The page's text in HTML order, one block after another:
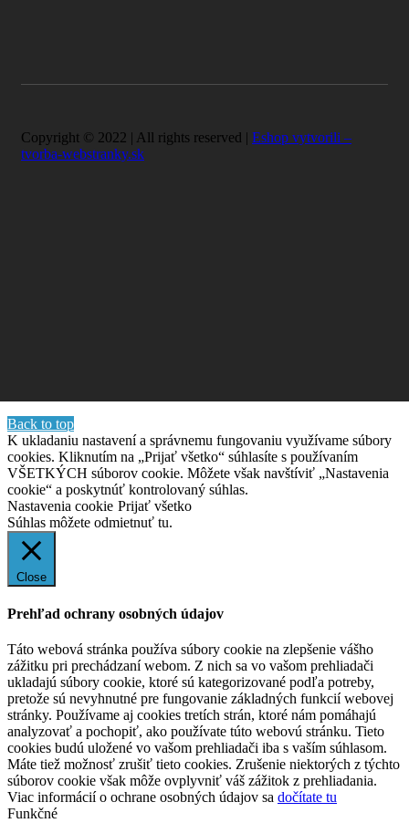
Copyright © 2022 | All rights reserved | Eshop vytvorili –
tvorba-webstranky.sk
Back to top
K ukladaniu nastavení a správnemu fungovaniu využívame súbory
cookies. Kliknutím na „Prijať všetko“ súhlasíte s používaním
VŠETKÝCH súborov cookie. Môžete však navštíviť „Nastavenia
cookie“ a poskytnúť kontrolovaný súhlas.
Nastavenia cookie Prijať všetko
Súhlas môžete odmietnuť tu.
Close
Prehľad ochrany osobných údajov
Táto webová stránka používa súbory cookie na zlepšenie vášho
zážitku pri prechádzaní webom. Z nich sa vo vašom prehliadači
ukladajú súbory cookie, ktoré sú kategorizované podľa potreby,
pretože sú nevyhnutné pre fungovanie základných funkcií webovej
stránky. Používame aj cookies tretích strán, ktoré nám pomáhajú
analyzovať a pochopiť, ako používate túto webovú stránku. Tieto
cookies budú uložené vo vašom prehliadači iba s vaším súhlasom.
Máte tiež možnosť zrušiť tieto cookies. Zrušenie niektorých z týchto
súborov cookie však môže ovplyvniť váš zážitok z prehliadania.
Viac informácií o ochrane osobných údajov sa dočítate tu
Funkčné